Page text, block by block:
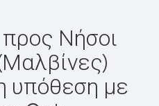
Νήσοι
υπόθεση με